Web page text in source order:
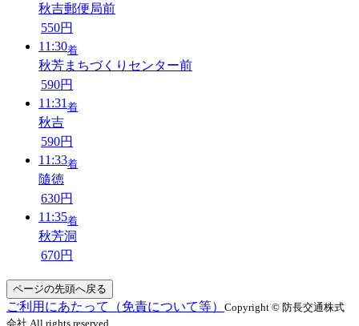
秋吉郵便局前
550円
11:30着
秋芳まちづくりセンター前
590円
11:31 着
秋吉
590円
11:33着
隨徳
630円
11:35着
秋芳洞
670円
ページの先頭へ戻る
ご利用にあたって（免責について等） Copyright © 防長交通株式
会社 All rights reserved.